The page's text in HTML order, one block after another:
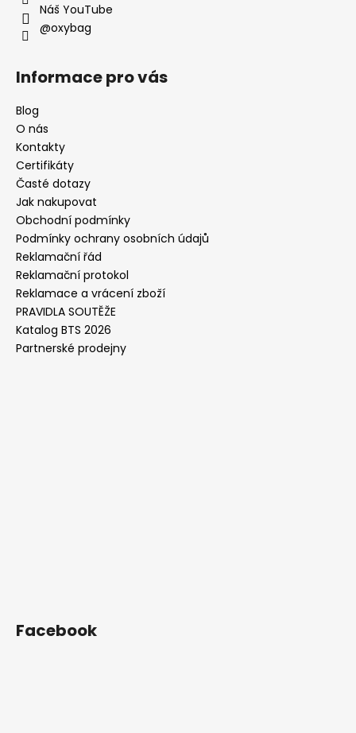
Náš YouTube
@oxybag
Informace pro vás
Blog
O nás
Kontakty
Certifikáty
Časté dotazy
Jak nakupovat
Obchodní podmínky
Podmínky ochrany osobních údajů
Reklamační řád
Reklamační protokol
Reklamace a vrácení zboží
PRAVIDLA SOUTĚŽE
Katalog BTS 2026
Partnerské prodejny
Facebook